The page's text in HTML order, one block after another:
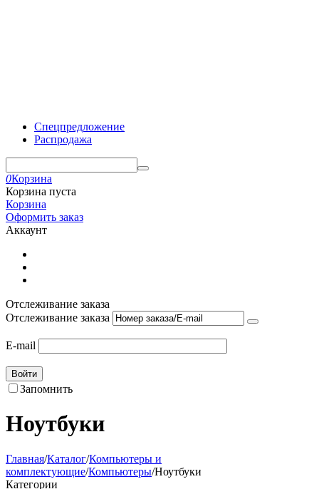
Спецпредложение
Распродажа
0Корзина
Корзина пуста
Корзина
Оформить заказ
Аккаунт
Отслеживание заказа
Отслеживание заказа
E-mail
Войти
Запомнить
Ноутбуки
Главная/Каталог/Компьютеры и
комплектующие/Компьютеры/Ноутбуки
Категории